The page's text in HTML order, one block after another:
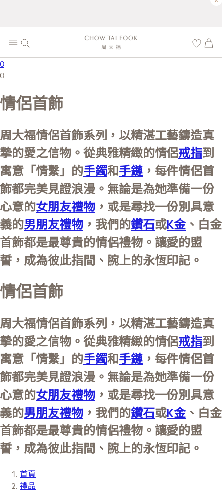
0
0
情侶首飾
周大福情侶首飾系列，以精湛工藝鑄造真
摯的愛之信物。從典雅精緻的情侶戒指到
寓意「情繫」的手鐲和手鏈，每件情侶首
飾都完美見證浪漫。無論是為她準備一份
心意的女朋友禮物 ，或是尋找一份別具意
義的男朋友禮物 ，我們的鑽石或K金、白金
首飾都是最尊貴的情侶禮物。讓愛的盟
誓，成為彼此指間、腕上的永恆印記。
情侶首飾
周大福情侶首飾系列，以精湛工藝鑄造真
摯的愛之信物。從典雅精緻的情侶戒指到
寓意「情繫」的手鐲和手鏈，每件情侶首
飾都完美見證浪漫。無論是為她準備一份
心意的女朋友禮物 ，或是尋找一份別具意
義的男朋友禮物 ，我們的鑽石或K金、白金
首飾都是最尊貴的情侶禮物。讓愛的盟
誓，成為彼此指間、腕上的永恆印記。
首頁
禮品